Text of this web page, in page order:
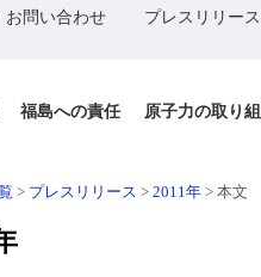
お問い合わせ プレスリリー
福島への責任 原子力の取り
> プレスリリース > 2011年 > 本文